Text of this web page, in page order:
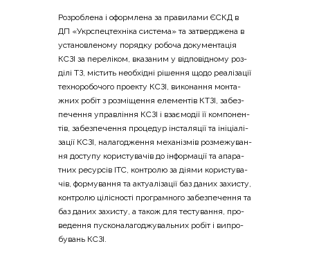
Роз­ро­бле­на і оформ­ле­на за пра­ви­ла­ми ЄСКД в
ДП «Укр­спе­цте­хні­ка систе­ма» та затвер­дже­на в
уста­нов­ле­но­му поряд­ку робо­ча доку­мен­та­ція
КСЗІ за пере­лі­ком, вка­за­ним у від­по­від­но­му роз­
ді­лі ТЗ, містить необ­хі­дні ріше­н­ня щодо реа­лі­за­ції
техно­ро­бо­чо­го про­е­кту КСЗІ, вико­на­н­ня мон­та­
жних робіт з роз­мі­ще­н­ня еле­мен­тів КТЗІ, забез­
пе­че­н­ня управ­лі­н­ня КСЗІ і вза­є­мо­дії її ком­по­нен­
тів, забез­пе­че­н­ня про­це­дур інста­ля­ції та іні­ці­а­лі­
за­ції КСЗІ, нала­го­дже­н­ня меха­ні­змів роз­ме­жу­ва­н­
ня досту­пу кори­сту­ва­чів до інфор­ма­ції та апа­ра­
тних ресур­сів ІТС, кон­тро­лю за дія­ми кори­сту­ва­
чів, фор­му­ва­н­ня та акту­а­лі­за­ції баз даних захи­сту,
кон­тро­лю цілі­сно­сті про­грам­но­го забез­пе­че­н­ня та
баз даних захи­сту, а також для тесту­ва­н­ня, про­
ве­де­н­ня пуско­на­ла­го­джу­валь­них робіт і випро­
бу­вань КСЗІ.